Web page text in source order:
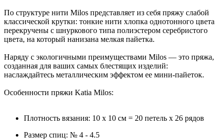
По структуре нити Milos представляет из себя пряжу слабой
классической крутки: тонкие нити хлопка однотонного цвета
перекручены с шнуркового типа полиэстером серебристого
цвета, на который нанизана мелкая пайетка.
Наряду с экологичными преимуществами Milos — это пряжа,
созданная для ваших самых блестящих изделий:
наслаждайтесь металлическим эффектом ее мини-пайеток.
Особенности пряжи Katia Milos:
Плотность вязания: 10 х 10 см = 20 петель х 26 рядов
Размер спиц: № 4 - 4.5